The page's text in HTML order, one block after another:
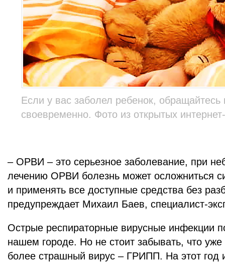
Если у вас заболел ребенок, обращайтесь
своевременно. Фото из открытых
– ОРВИ – это серьезное заболевание, при
лечению ОРВИ болезнь может осложниться
и применять все доступные средства без
предупреждает Михаил Баев, специалист-
Острые респираторные вирусные инфекции
нашем городе. Но не стоит забывать, что уже
более страшный вирус – ГРИПП. На этот